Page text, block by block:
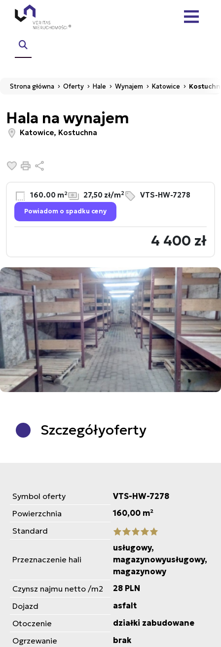
Strona główna Oferty Hale Wynajem Katowice
Hala na wynajem
Katowice, Kostuchna
Dodaj do ulubionych
Drukuj
160.00 m² 27,50 zł/m2 VTS-HW-7278
Powiadom o spadku ceny
4 400 zł
Szczegółyoferty
Symbol oferty
VTS-HW-7278
Powierzchnia
160,00 m²
Standard
Przeznaczenie hali
usługowy,
magazynowyusługowy,
magazynowy
Czynsz najmu netto /m2
28 PLN
Dojazd
asfalt
Otoczenie
działki zabudowane
Ogrzewanie
brak